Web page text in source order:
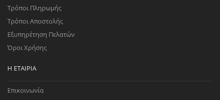
Τρόποι Πληρωμής
Τρόποι Αποστολής
Εξυπηρέτηση Πελατών
Όροι Χρήσης
Η ΕΤΑΙΡΊΑ
Επικοινωνία